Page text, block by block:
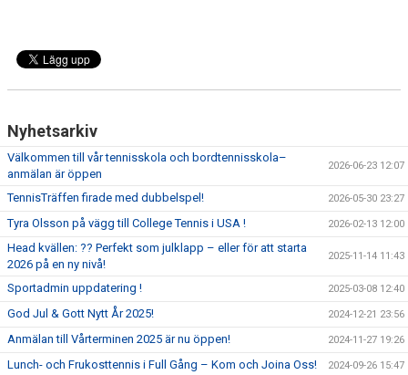
Nyhetsarkiv
Välkommen till vår tennisskola och bordtennisskola–
anmälan är öppen
2026-06-23 12:07
TennisTräffen firade med dubbelspel! 2026-05-30 23:27
Tyra Olsson på vägg till College Tennis i USA ! 2026-02-13 12:00
Head kvällen: ?? Perfekt som julklapp – eller för att starta
2026 på en ny nivå!
2025-11-14 11:43
Sportadmin uppdatering ! 2025-03-08 12:40
God Jul & Gott Nytt År 2025! 2024-12-21 23:56
Anmälan till Vårterminen 2025 är nu öppen! 2024-11-27 19:26
Lunch- och Frukosttennis i Full Gång – Kom och Joina Oss! 2024-09-26 15:47